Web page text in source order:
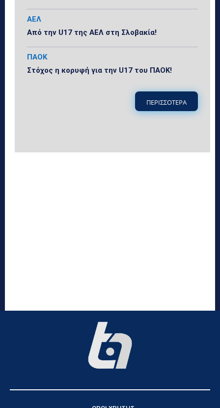
ΑΕΛ
Από την U17 της ΑΕΛ στη Σλοβακία!
ΠΑΟΚ
Στόχος η κορυφή για την U17 του ΠΑΟΚ!
ΠΕΡΙΣΣΟΤΕΡΑ